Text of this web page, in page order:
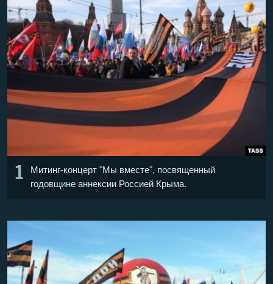
ПОБЕДИТЕЛЕЙ НЕ СУДЯТ?
КРЫМ.НЕПОКОРЕННЫЙ
ELIFBE
УКРАИНСКАЯ ПРОБЛЕМА КРЫМА
ПРИСОЕДИНЯЙТЕСЬ!
Все сайты RFE/RL
1
Митинг-концерт "Мы вместе", посвященный
годовщине аннексии Россией Крыма.